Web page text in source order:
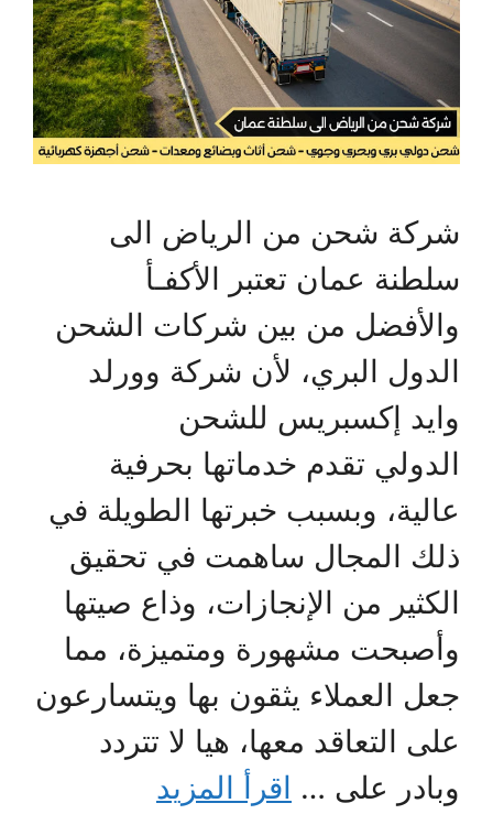
شركة شحن من الرياض الى
سلطنة عمان تعتبر الأكفـأ
والأفضل من بين شركات الشحن
الدول البري، لأن شركة وورلد
وايد إكسبريس للشحن
الدولي تقدم خدماتها بحرفية
عالية، وبسبب خبرتها الطويلة في
ذلك المجال ساهمت في تحقيق
الكثير من الإنجازات، وذاع صيتها
وأصبحت مشهورة ومتميزة، مما
جعل العملاء يثقون بها ويتسارعون
على التعاقد معها، هيا لا تتردد
وبادر على … اقرأ المزيد